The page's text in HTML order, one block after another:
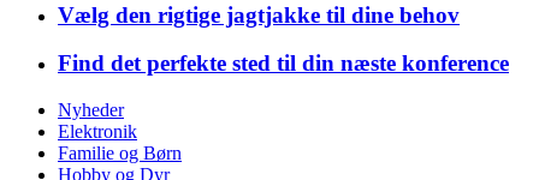
Vælg den rigtige jagtjakke til dine behov
Find det perfekte sted til din næste konference
Nyheder
Elektronik
Familie og Børn
Hobby og Dyr